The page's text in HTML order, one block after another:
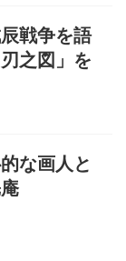
戦争を語
之図」を
な画人と